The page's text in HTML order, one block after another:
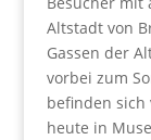
Altstadt von
Gassen der
vorbei zum
befinden sich
heute in